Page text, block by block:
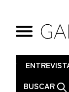
.
BUSCAR